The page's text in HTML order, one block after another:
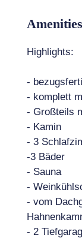
Highlights:
-
- komplett
- Großteils
- Kamin
- 3
-3 Bäder
- Sauna
-
- vom
- 2